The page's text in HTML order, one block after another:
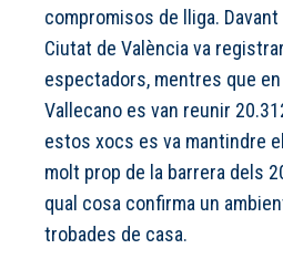
compromisos de lliga. Davant
Ciutat de València va registrar
espectadors, mentres que
Vallecano es van reunir
estos xocs es va mantindre
molt prop de la barrera dels
qual cosa confirma un
trobades de casa.